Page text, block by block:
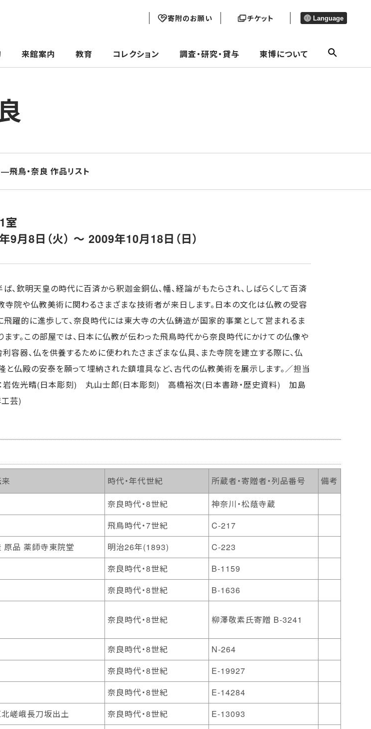
寄附のお願い チケット Language
来館案内 教育 コレクション 調査・研究・貸与 東博について
鳥・奈良 作品リスト
室
9月8日（火） ～ 2009年10月18日（日）
、欽明天皇の時代に百済から釈迦金銅仏、幡、経論がもたらされ、しばらくして百済
寺院や仏教美術に関わるさまざまな技術者が来日します。日本の文化は仏教の受容
飛躍的に進歩して、奈良時代には東大寺の大仏鋳造が国家的事業として営まれるま
ます。この部屋では、日本に仏教が伝わった飛鳥時代から奈良時代にかけての仏像や
利容器、仏を供養するために使われたさまざまな仏具、また寺院を建立する際に、仏
と仏殿の安泰を願って埋納された鎮壇具など、古代の仏教美術を展示します。／担当
岩佐光晴(日本彫刻) 丸山士郎(日本彫刻) 高橋裕次(日本書跡・歴史資料) 加島
芸)
来 時代・年代世紀 所蔵者・寄贈者・列品番号
備考
奈良時代・8世紀
神奈川・松蔭寺蔵
飛鳥時代・7世紀
C-217
原品 薬師寺東院堂 明治26年(1893) C-223
奈良時代・8世紀
B-1159
奈良時代・8世紀
B-1636
奈良時代・8世紀 柳澤敬素氏寄贈 B-3241
奈良時代・8世紀
N-264
奈良時代・8世紀
E-19927
奈良時代・8世紀
E-14284
嵯峨長刀坂出土 奈良時代・8世紀
E-13093